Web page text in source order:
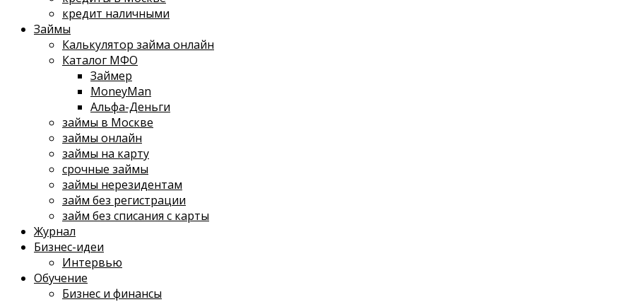
кредит наличными
Займы
Калькулятор займа онлайн
Каталог МФО
Займер
MoneyMan
Альфа-Деньги
займы в Москве
займы онлайн
займы на карту
срочные займы
займы нерезидентам
займ без регистрации
займ без списания с карты
Журнал
Бизнес-идеи
Интервью
Обучение
Бизнес и финансы